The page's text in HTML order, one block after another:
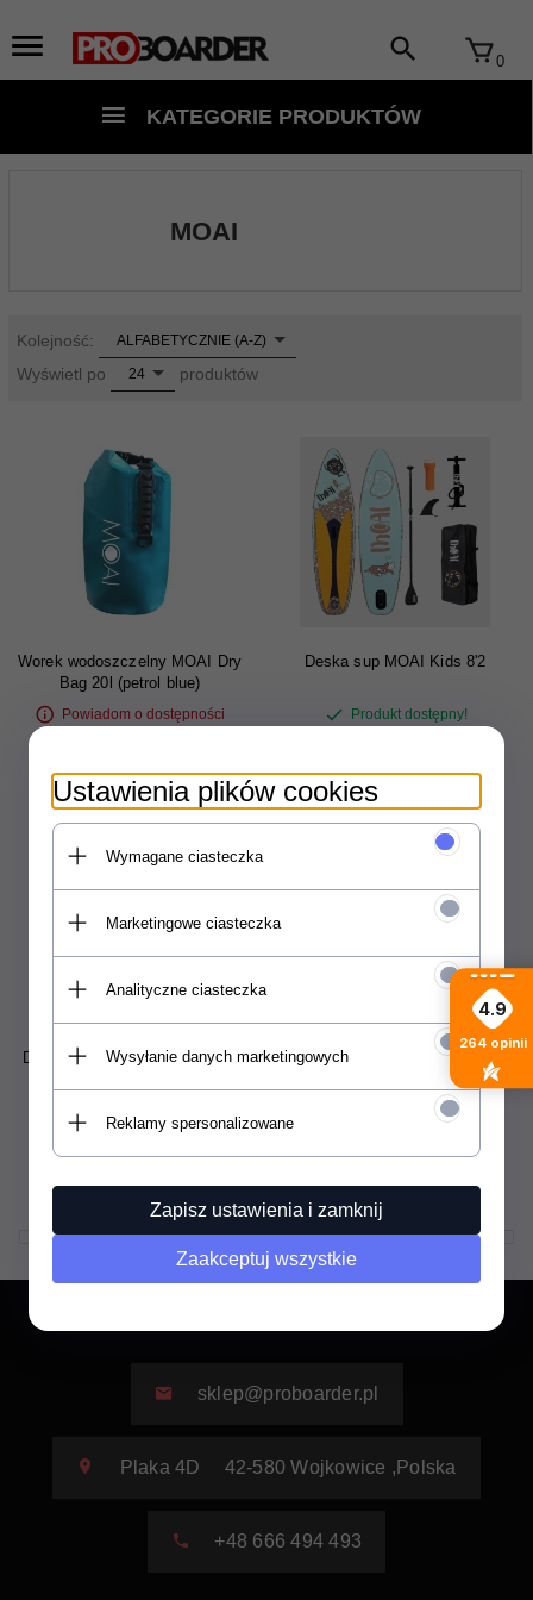
0
KATEGORIE PRODUKTÓW
MOAI
Kolejność: sortALFABETYCZNIE (A-Z)
Wyświetl po pop24 produktów
Worek wodoszczelny MOAI Dry
Bag 20l (petrol blue)
Powiadom o dostępności
Deska sup MOAI Kids 8'2
Produkt dostępny!
Deska sup MOAI Multi Person
sklep@proboarder.pl
Plaka 4D 42-580 Wojkowice , Polska
+48 666 494 493
Ustawienia plików cookies
Wymagane ciasteczka
Marketingowe ciasteczka
Analityczne ciasteczka
Wysyłanie danych marketingowych
Reklamy spersonalizowane
Zapisz ustawienia i zamknij
Zaakceptuj wszystkie
4.9
264 opinii